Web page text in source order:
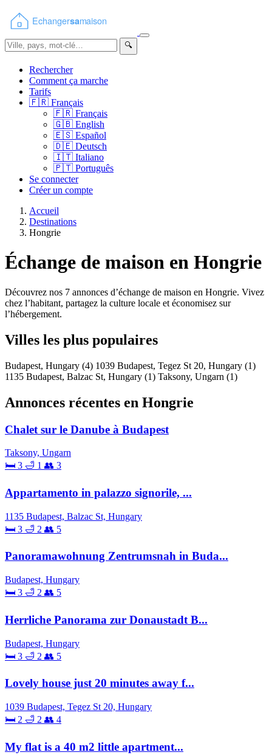
🔍
Rechercher
Comment ça marche
Tarifs
🇫🇷 Français
🇫🇷 Français
🇬🇧 English
🇪🇸 Español
🇩🇪 Deutsch
🇮🇹 Italiano
🇵🇹 Português
Se connecter
Créer un compte
Accueil
Destinations
Hongrie
Échange de maison en Hongrie
Découvrez nos 7 annonces d’échange de maison en Hongrie. Vivez
chez l’habitant, partagez la culture locale et économisez sur
l’hébergement.
Villes les plus populaires
Budapest, Hungary (4) 1039 Budapest, Tegez St 20, Hungary (1)
1135 Budapest, Balzac St, Hungary (1) Taksony, Ungarn (1)
Annonces récentes en Hongrie
Chalet sur le Danube à Budapest
Taksony, Ungarn
🛏 3 🛁 1 👥 3
Appartamento in palazzo signorile, ...
1135 Budapest, Balzac St, Hungary
🛏 3 🛁 2 👥 5
Panoramawohnung Zentrumsnah in Buda...
Budapest, Hungary
🛏 3 🛁 2 👥 5
Herrliche Panorama zur Donaustadt B...
Budapest, Hungary
🛏 3 🛁 2 👥 5
Lovely house just 20 minutes away f...
1039 Budapest, Tegez St 20, Hungary
🛏 2 🛁 2 👥 4
My flat is a 40 m2 little apartment...